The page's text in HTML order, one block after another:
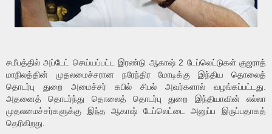
சமீபத்தில் அப்டேட் செய்யப்பட்ட இரண்டு ஆகாஷ் 2 டேப்லெட்டுகள் குஜராத்
மாநிலத்தின் முதலமைச்சரான நரேந்திர மோடிக்கு இந்திய தொலைத்
தொடர்பு துறை அமைச்சர் கபில் சிபல் அவர்களால் வழங்கப்பட்டது.
அதனைத் தொடர்ந்து தொலைத் தொடர்பு துறை இந்தியாவின் எல்லா
முதலமைச்சர்களுக்கு இந்த ஆகாஷ் டேப்லெட்டை அனுப்ப இருப்பதாகத்
தெரிகிறது.